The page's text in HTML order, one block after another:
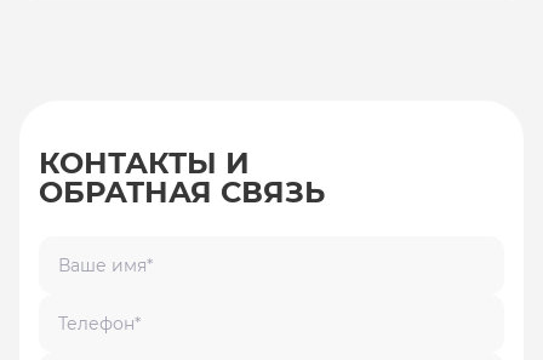
КОНТАКТЫ И
ОБРАТНАЯ СВЯЗЬ